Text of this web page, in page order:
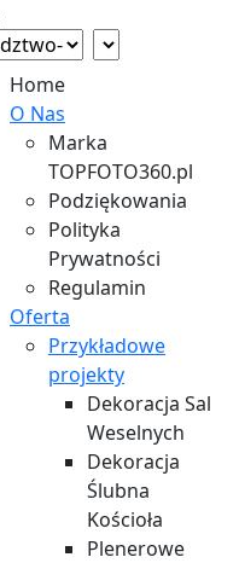
Home
O Nas
Marka
TOPFOTO360.pl
Podziękowania
Polityka
Prywatności
Regulamin
Oferta
Przykładowe
projekty
Dekoracja Sal
Weselnych
Dekoracja
Ślubna
Kościoła
Plenerowe